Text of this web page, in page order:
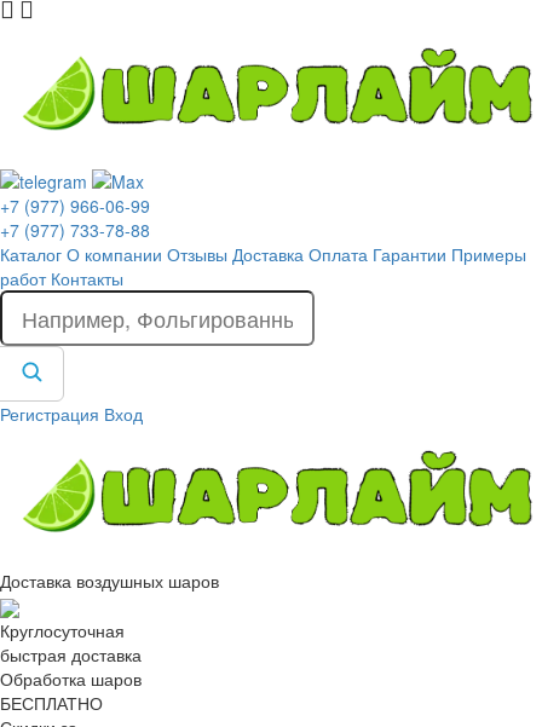
+7 (977) 966-06-99
+7 (977) 733-78-88
Каталог О компании Отзывы Доставка Оплата Гарантии Примеры
работ Контакты
Регистрация Вход
Доставка воздушных шаров
Круглосуточная
быстрая доставка
Обработка шаров
БЕСПЛАТНО